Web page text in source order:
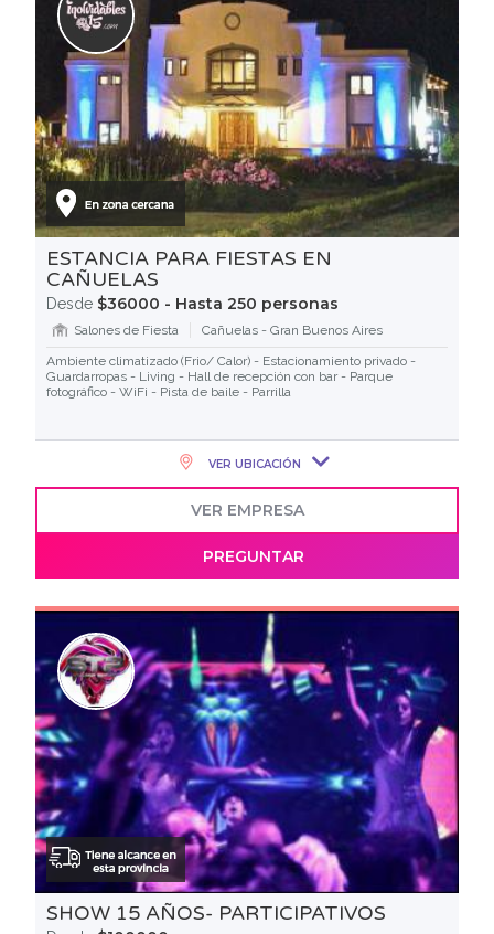
ESTANCIA PARA FIESTAS EN
CAÑUELAS
Desde $36000 - Hasta 250 personas
Salones de Fiesta
Cañuelas - Gran Buenos Aires
Ambiente climatizado (Frio/ Calor) - Estacionamiento privado -
Guardarropas - Living - Hall de recepción con bar - Parque
fotográfico - WiFi - Pista de baile - Parrilla
VER UBICACIÓN
VER EMPRESA
PREGUNTAR
SHOW 15 AÑOS- PARTICIPATIVOS